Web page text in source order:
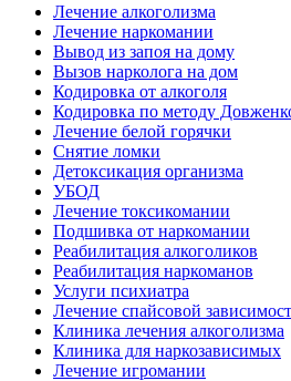
Лечение алкоголизма
Лечение наркомании
Вывод из запоя на дому
Вызов нарколога на дом
Кодировка от алкоголя
Кодировка по методу
Лечение белой горячки
Снятие ломки
Детоксикация организма
УБОД
Лечение токсикомании
Подшивка от наркомании
Реабилитация алкоголиков
Реабилитация наркоманов
Услуги психиатра
Лечение спайсовой
Клиника лечения алкоголизма
Клиника для наркозависимых
Лечение игромании